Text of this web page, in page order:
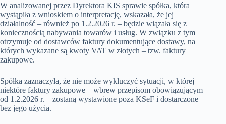
W analizowanej przez Dyrektora KIS sprawie spółka, która
wystąpiła z wnioskiem o interpretację, wskazała, że jej
działalność – również po 1.2.2026 r. – będzie wiązała się z
koniecznością nabywania towarów i usług. W związku z tym
otrzymuje od dostawców faktury dokumentujące dostawy, na
których wykazane są kwoty VAT w złotych – tzw. faktury
zakupowe.
Spółka zaznaczyła, że nie może wykluczyć sytuacji, w której
niektóre faktury zakupowe – wbrew przepisom obowiązującym
od 1.2.2026 r. – zostaną wystawione poza KSeF i dostarczone
bez jego użycia.